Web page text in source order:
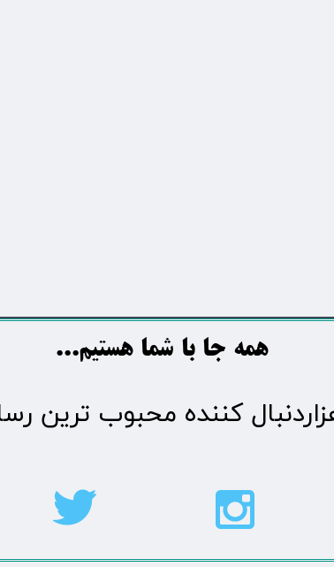
​​​همه جا با شما هستیم...​​​​​​​​​​​​​​